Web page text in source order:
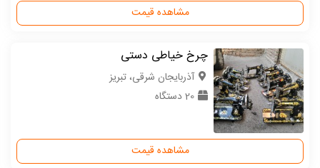
مشاهده قیمت
چرخ خیاطی دستی
آذربایجان شرقی، تبریز
20 دستگاه
مشاهده قیمت